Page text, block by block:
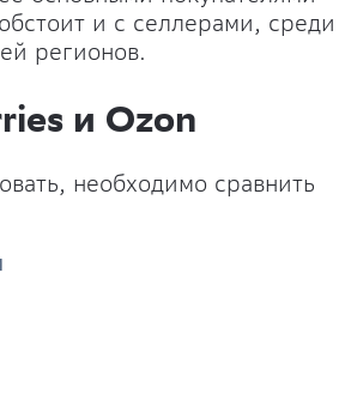
и с селлерами, среди
регионов.
и Ozon
необходимо сравнить